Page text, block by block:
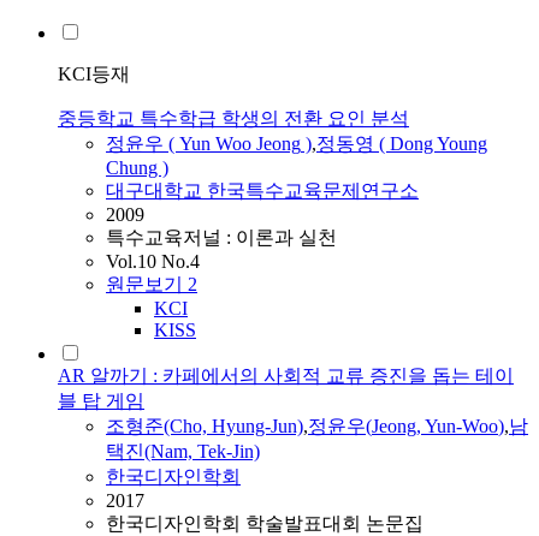
KCI등재
중등학교 특수학급 학생의 전환 요인 분석
정윤우 ( Yun Woo Jeong ),정동영 ( Dong Young
Chung )
대구대학교 한국특수교육문제연구소
2009
특수교육저널 : 이론과 실천
Vol.10 No.4
원문보기 2
KCI
KISS
AR 알까기 : 카페에서의 사회적 교류 증진을 돕는 테이
블 탑 게임
조형준(Cho, Hyung-Jun),정윤우(Jeong, Yun-Woo),남
택진(Nam, Tek-Jin)
한국디자인학회
2017
한국디자인학회 학술발표대회 논문집